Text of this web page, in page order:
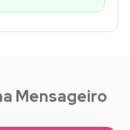
Mensageiro